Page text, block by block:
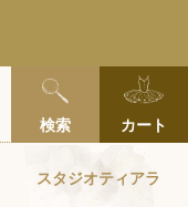
検索
カート
スタジオティアラ